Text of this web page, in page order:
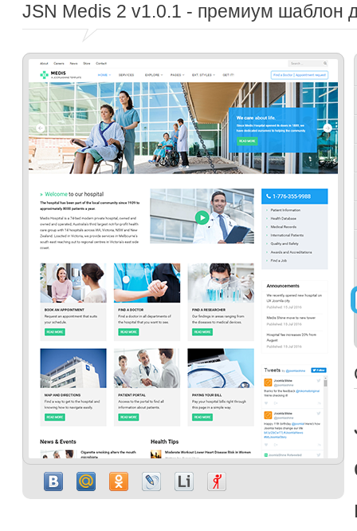
JSN Medis 2 v1.0.1 - премиум шаблон